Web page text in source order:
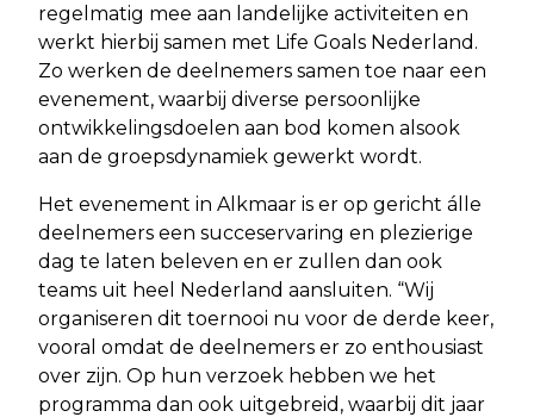
regelmatig mee aan landelijke activiteiten en
werkt hierbij samen met Life Goals Nederland.
Zo werken de deelnemers samen toe naar een
evenement, waarbij diverse persoonlijke
ontwikkelingsdoelen aan bod komen alsook
aan de groepsdynamiek gewerkt wordt.
Het evenement in Alkmaar is er op gericht álle
deelnemers een succeservaring en plezierige
dag te laten beleven en er zullen dan ook
teams uit heel Nederland aansluiten. “Wij
organiseren dit toernooi nu voor de derde keer,
vooral omdat de deelnemers er zo enthousiast
over zijn. Op hun verzoek hebben we het
programma dan ook uitgebreid, waarbij dit jaar